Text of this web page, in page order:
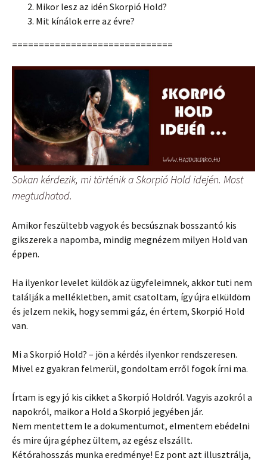
Mikor lesz az idén Skorpió Hold?
Mit kínálok erre az évre?
==============================
Sokan kérdezik, mi történik a Skorpió Hold idején. Most
megtudhatod.
Amikor feszültebb vagyok és becsúsznak bosszantó kis
gikszerek a napomba, mindig megnézem milyen Hold van
éppen.
Ha ilyenkor levelet küldök az ügyfeleimnek, akkor tuti nem
találják a mellékletben, amit csatoltam, így újra elküldöm
és jelzem nekik, hogy semmi gáz, én értem, Skorpió Hold
van.
Mi a Skorpió Hold? – jön a kérdés ilyenkor rendszeresen.
Mivel ez gyakran felmerül, gondoltam erről fogok írni ma.
Írtam is egy jó kis cikket a Skorpió Holdról. Vagyis azokról a
napokról, maikor a Hold a Skorpió jegyében jár.
Nem mentettem le a dokumentumot, elmentem ebédelni
és mire újra géphez ültem, az egész elszállt.
Kétórahosszás munka eredménye! Ez pont azt illusztrálja,